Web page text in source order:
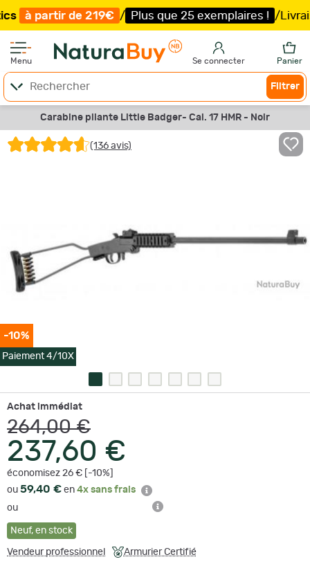
de 219€ / Plus que 25 exemplaires ! /Livraison
Menu Se connecter Panier
Filtrer
Carabine pliante Little Badger- Cal. 17 HMR - Noir
(136 avis)
-10%
Paiement 4/10X
Achat immédiat
264,00 €
237,60 €
économisez 26 € [-10%]
ou 59,40 € en 4x sans frais
ou
Neuf, en stock
Vendeur professionnel Armurier Certifié